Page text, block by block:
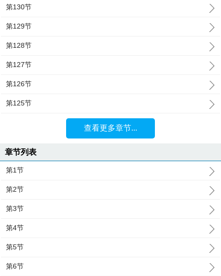
第130节
第129节
第128节
第127节
第126节
第125节
查看更多章节...
章节列表
第1节
第2节
第3节
第4节
第5节
第6节